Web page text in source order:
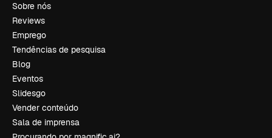
Sobre nós
Reviews
Emprego
Tendências de pesquisa
Blog
Eventos
Slidesgo
Vender conteúdo
Sala de imprensa